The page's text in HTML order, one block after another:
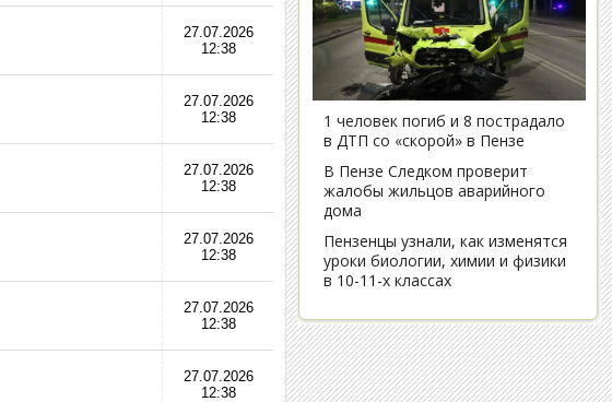
27.07.2026
12:38
27.07.2026
12:38
27.07.2026
12:38
27.07.2026
12:38
27.07.2026
12:38
27.07.2026
12:38